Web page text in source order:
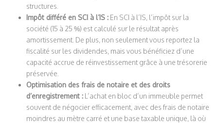
structures.
Impôt différé en SCI à l’IS : En SCI à l’IS, l’impôt sur la
société (15 à 25 %) est calculé sur le résultat après
amortissement. De plus, non seulement vous reportez la
fiscalité sur les dividendes, mais vous bénéficiez d’une
capacité accrue de réinvestissement grâce à une trésorerie
préservée.
Optimisation des frais de notaire et des droits
d’enregistrement : L’achat en bloc d’un immeuble permet
souvent de négocier efficacement, avec des frais de notaire
moindres au mètre carré et une base taxable unique, là où